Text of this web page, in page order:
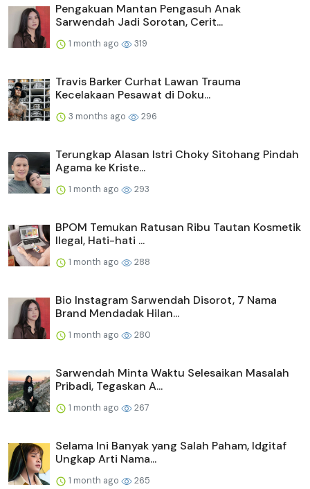
Pengakuan Mantan Pengasuh Anak
Sarwendah Jadi Sorotan, Cerit...
1 month ago 319
Travis Barker Curhat Lawan Trauma
Kecelakaan Pesawat di Doku...
3 months ago 296
Terungkap Alasan Istri Choky Sitohang Pindah
Agama ke Kriste...
1 month ago 293
BPOM Temukan Ratusan Ribu Tautan Kosmetik
Ilegal, Hati-hati ...
1 month ago 288
Bio Instagram Sarwendah Disorot, 7 Nama
Brand Mendadak Hilan...
1 month ago 280
Sarwendah Minta Waktu Selesaikan Masalah
Pribadi, Tegaskan A...
1 month ago 267
Selama Ini Banyak yang Salah Paham, Idgitaf
Ungkap Arti Nama...
1 month ago 265